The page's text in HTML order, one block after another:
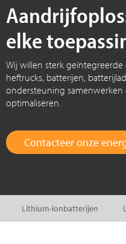
elke
Wij willen sterk
heftrucks, batterijen,
ondersteuning
optimaliseren.
Contacteer onze
Lithium-ionbatterijen